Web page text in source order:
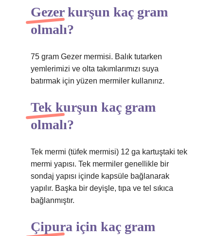
Gezer kurşun kaç gram
olmalı?
75 gram Gezer mermisi. Balık tutarken
yemlerimizi ve olta takımlarımızı suya
batırmak için yüzen mermiler kullanırız.
Tek kurşun kaç gram
olmalı?
Tek mermi (tüfek mermisi) 12 ga kartuştaki tek
mermi yapısı. Tek mermiler genellikle bir
sondaj yapısı içinde kapsüle bağlanarak
yapılır. Başka bir deyişle, tıpa ve tel sıkıca
bağlanmıştır.
Çipura için kaç gram